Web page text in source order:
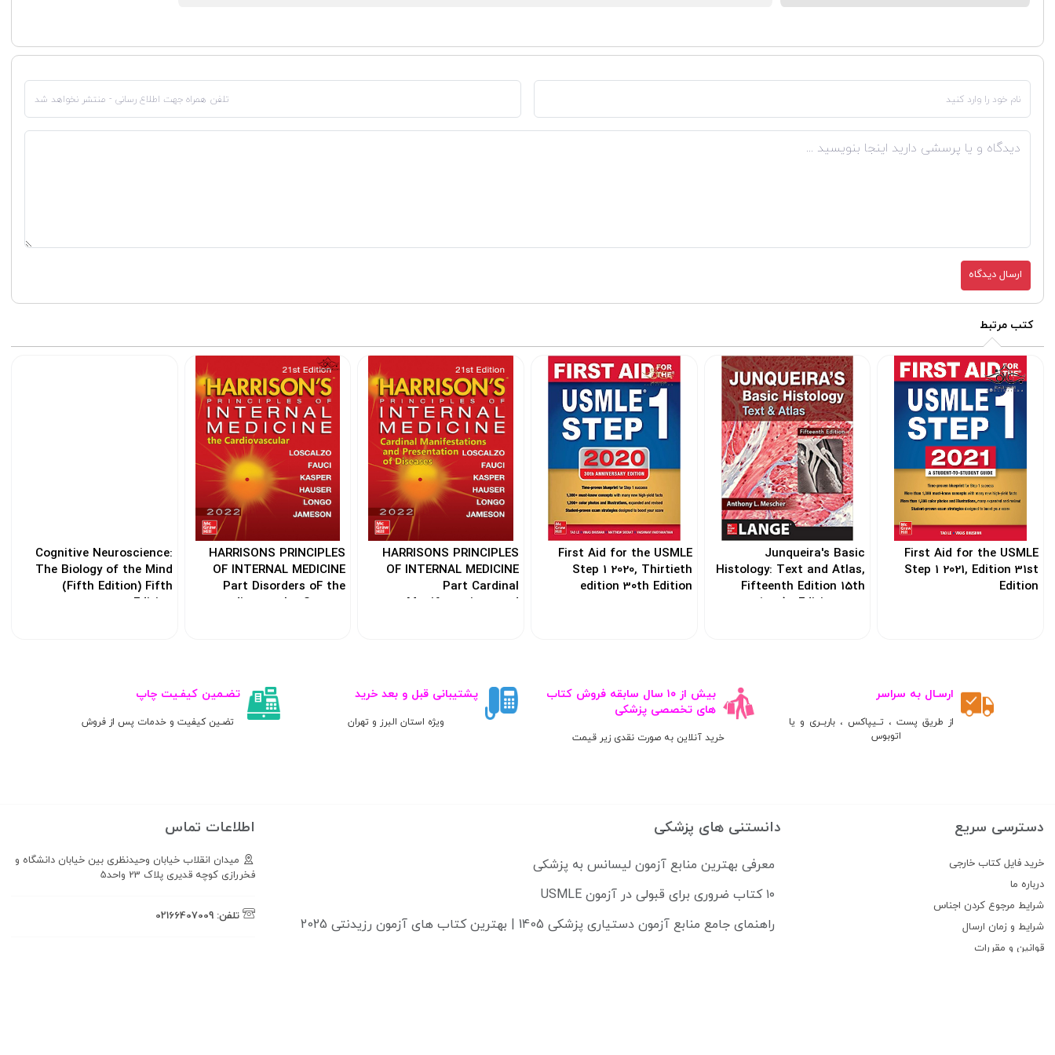
ارسال دیدگاه
کتب مرتبط
First Aid for the USMLE
Step 1 2021, Edition 31st
Edition
Junqueira's Basic
Histology: Text and Atlas,
Fifteenth Edition 15th
Edition 2018 بافت شناسی
First Aid for the USMLE
Step 1 2020, Thirtieth
edition 30th Edition
HARRISONS PRINCIPLES
OF INTERNAL MEDICINE
Part Cardinal
Manifestations and
HARRISONS PRINCIPLES
OF INTERNAL MEDICINE
Part Disorders oF the
cardiovascular System
Cognitive Neuroscience:
The Biology of the Mind
(Fifth Edition) Fifth
Edition
ارسـال به سراسر
از طریق پست ، تــیپاکس ، باربــری و یا
اتوبوس
بیش از ۱۰ سال سابقه فروش کتاب‌
های تخصصی پزشکی
خرید آنلاین به صورت نقدی زیر قیمت
پشتیبانی قبل و بعد خرید
ویژه استان البرز و تهران
تضـمین کیفـیت چاپ
تضـین کیفیت و خدمات پس از فروش
دسترسی سریع
خرید فایل کتاب خارجی
درباره ما
شرایط مرجوع کردن اجناس
شرایط و زمان ارسال
قوانین و مقررات
دانستنی های پزشکی
معرفی بهترین منابع آزمون لیسانس به پزشکی
۱۰ کتاب ضروری برای قبولی در آزمون USMLE
راهنمای جامع منابع آزمون دستیاری پزشکی 1405 | بهترین کتاب های آزمون رزیدنتی 2025
اطلاعات تماس
میدان انقلاب خیابان وحیدنظری بین خیابان دانشگاه و
فخررازی کوچه قدیری پلاک 23 واحد5
تلفن: 02166407009